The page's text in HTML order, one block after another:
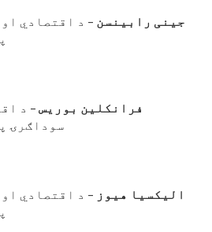
جینی رابینسن – د اقتصادي
فرانکلین بوریس – د
سوداګرۍ
الیکسیا هیوز – د اقتصادي